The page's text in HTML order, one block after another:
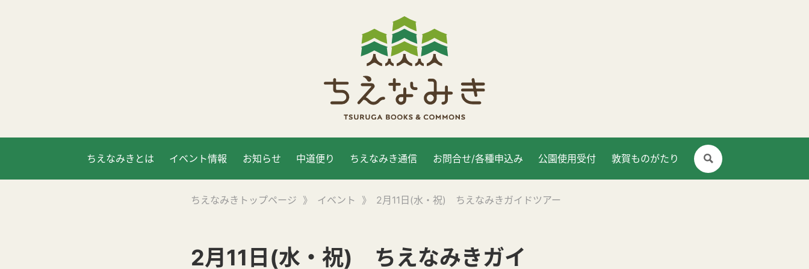
ちえなみきとは イベント情報 お知らせ 中道便り ちえなみき通信 お問合せ/各種申込み 公園使用受付 敦賀ものがたり
ちえなみきトップページ 》 イベント 》 2月11日(水・祝) ちえなみきガイドツアー
2月11日(水・祝) ちえなみきガイ